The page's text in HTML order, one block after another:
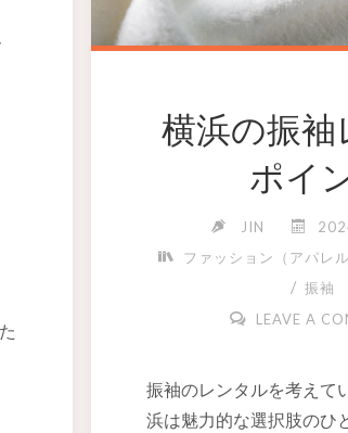
横浜の振
ポイ
JIN
ファッション（アパレル
/ 振袖
LEAVE A
振袖のレンタルを考えて
浜は魅力的な選択肢のひ